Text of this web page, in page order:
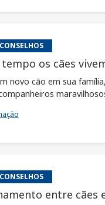
os cães
novo cão em sua
entre cães